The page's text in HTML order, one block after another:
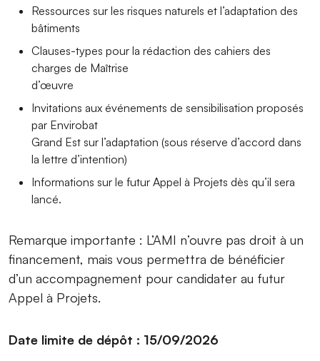
Ressources sur les risques naturels et l’adaptation des
bâtiments
Clauses-types pour la rédaction des cahiers des
charges de Maîtrise
d’œuvre
Invitations aux événements de sensibilisation proposés
par Envirobat
Grand Est sur l’adaptation (sous réserve d’accord dans
la lettre d’intention)
Informations sur le futur Appel à Projets dès qu’il sera
lancé.
Remarque importante : L’AMI n’ouvre pas droit à un
financement, mais vous permettra de bénéficier
d’un accompagnement pour candidater au futur
Appel à Projets.
Date limite de dépôt : 15/09/2026